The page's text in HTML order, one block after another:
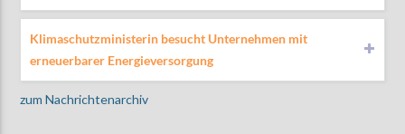
Klimaschutzministerin besucht Unternehmen mit
erneuerbarer Energieversorgung
zum Nachrichtenarchiv